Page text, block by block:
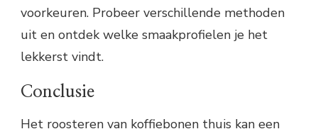
voorkeuren. Probeer verschillende methoden
uit en ontdek welke smaakprofielen je het
lekkerst vindt.
Conclusie
Het roosteren van koffiebonen thuis kan een